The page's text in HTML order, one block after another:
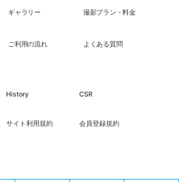
ギャラリー 撮影プラン・料金
ご利用の流れ よくある質問
History CSR
サイト利用規約 会員登録規約